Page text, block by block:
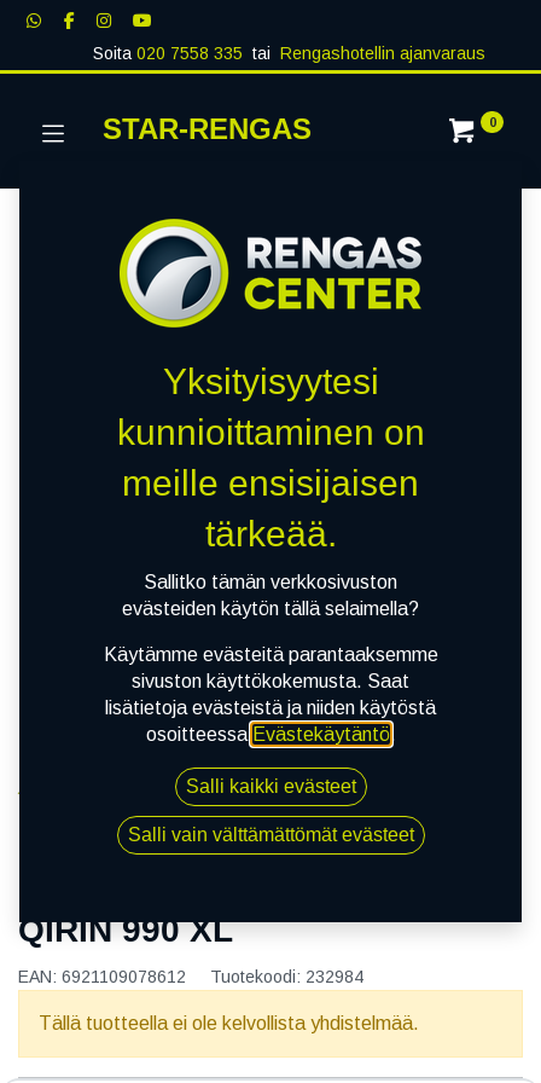
Soita020 7558 335 tai Rengashotellin ajanvaraus
STAR-RENGAS 0
155/70R13 75T LANDSAIL QIRIN 990 XL
QIRIN 990 XL
EAN: 6921109078612 Tuotekoodi: 232984
Tällä tuotteella ei ole kelvollista yhdistelmää.
Yksityisyytesi
kunnioittaminen on
meille ensisijaisen
tärkeää.
Sallitko tämän verkkosivuston
evästeiden käytön tällä selaimella?
Käytämme evästeitä parantaaksemme
sivuston käyttökokemusta. Saat
lisätietoja evästeistä ja niiden käytöstä
osoitteessa Evästekäytäntö.
Salli kaikki evästeet
Salli vain välttämättömät evästeet